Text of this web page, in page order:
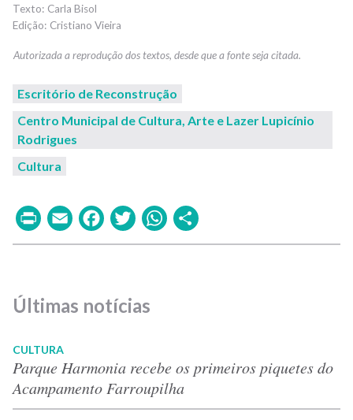
Carla Bisol
Cristiano Vieira
Escritório de Reconstrução
Centro Municipal de Cultura, Arte e Lazer Lupicínio
Rodrigues
Cultura
PrintEmailFacebook
TwitterWhatsApp
Últimas notícias
CULTURA
Parque Harmonia recebe os primeiros piquetes do
Acampamento Farroupilha